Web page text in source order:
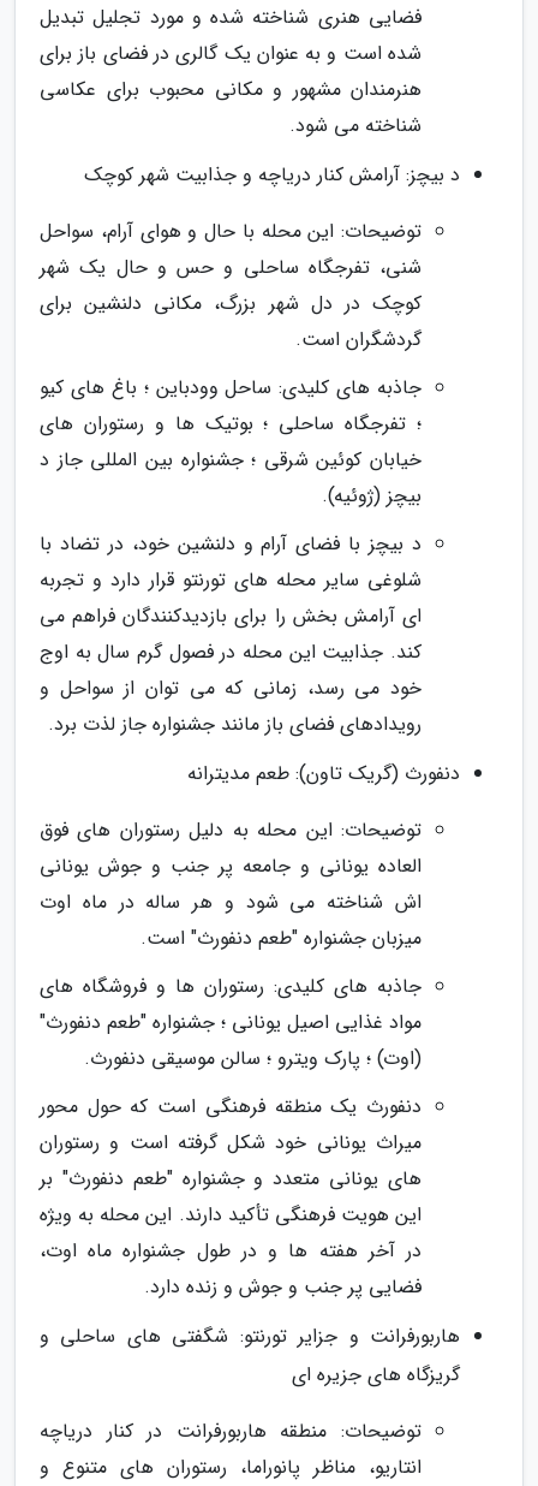
فضایی هنری شناخته شده و مورد تجلیل تبدیل
شده است و به عنوان یک گالری در فضای باز برای
هنرمندان مشهور و مکانی محبوب برای عکاسی
شناخته می شود.
د بیچز: آرامش کنار دریاچه و جذابیت شهر کوچک
توضیحات: این محله با حال و هوای آرام، سواحل
شنی، تفرجگاه ساحلی و حس و حال یک شهر
کوچک در دل شهر بزرگ، مکانی دلنشین برای
گردشگران است.
جاذبه های کلیدی: ساحل وودباین ؛ باغ های کیو
؛ تفرجگاه ساحلی ؛ بوتیک ها و رستوران های
خیابان کوئین شرقی ؛ جشنواره بین المللی جاز د
بیچز (ژوئیه).
د بیچز با فضای آرام و دلنشین خود، در تضاد با
شلوغی سایر محله های تورنتو قرار دارد و تجربه
ای آرامش بخش را برای بازدیدکنندگان فراهم می
کند. جذابیت این محله در فصول گرم سال به اوج
خود می رسد، زمانی که می توان از سواحل و
رویدادهای فضای باز مانند جشنواره جاز لذت برد.
دنفورث (گریک تاون): طعم مدیترانه
توضیحات: این محله به دلیل رستوران های فوق
العاده یونانی و جامعه پر جنب و جوش یونانی
اش شناخته می شود و هر ساله در ماه اوت
میزبان جشنواره "طعم دنفورث" است.
جاذبه های کلیدی: رستوران ها و فروشگاه های
مواد غذایی اصیل یونانی ؛ جشنواره "طعم دنفورث"
(اوت) ؛ پارک ویترو ؛ سالن موسیقی دنفورث.
دنفورث یک منطقه فرهنگی است که حول محور
میراث یونانی خود شکل گرفته است و رستوران
های یونانی متعدد و جشنواره "طعم دنفورث" بر
این هویت فرهنگی تأکید دارند. این محله به ویژه
در آخر هفته ها و در طول جشنواره ماه اوت،
فضایی پر جنب و جوش و زنده دارد.
هاربورفرانت و جزایر تورنتو: شگفتی های ساحلی و
گریزگاه های جزیره ای
توضیحات: منطقه هاربورفرانت در کنار دریاچه
انتاریو، مناظر پانوراما، رستوران های متنوع و